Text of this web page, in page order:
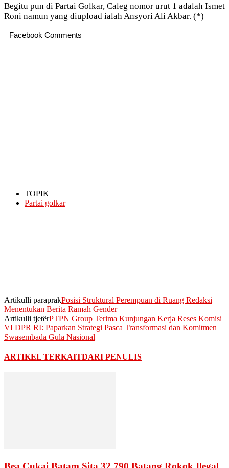
Begitu pun di Partai Golkar, Caleg nomor urut 1 adalah Ismet
Roni namun yang diupload ialah Ansyori Ali Akbar. (*)
Facebook Comments
TOPIK
Partai golkar
Artikulli paraprakPosisi Struktural Perempuan di Ruang Redaksi
Menentukan Berita Ramah Gender
Artikulli tjetërPTPN Group Terima Kunjungan Kerja Reses Komisi
VI DPR RI: Paparkan Strategi Pasca Transformasi dan Komitmen
Swasembada Gula Nasional
ARTIKEL TERKAITDARI PENULIS